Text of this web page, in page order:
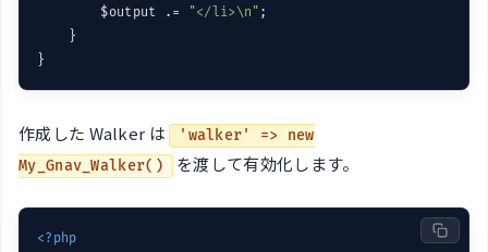
        $output .=
"</li>\n" ;
    }
作成した Walker は
'walker' => new
My_Gnav_Walker()
を渡して有効化します。
<?php